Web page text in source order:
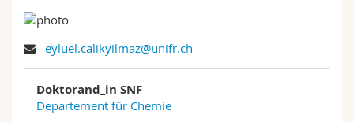
Campus
Forschung
Universität
Rechtswissenschaftliche Fak.
Wirtschafts- und Sozialwissenschaftliche Fak.
Informationen für
Studieninteressierte
Studierende
Ressourcen
Personenverzeichnis
Suchen
Erweiterte Suche
eyluel.calikyilmaz@unifr.ch
Doktorand_in SNF
Departement für Chemie